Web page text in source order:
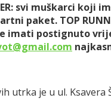
svi muškarci koji
paket. TOP
imati postignuto
utrka je u ul.